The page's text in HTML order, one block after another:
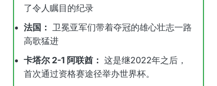
了令人瞩目的纪录
法国：
卫冕亚军们带着夺冠的雄心壮志一路
高歌猛进
卡塔尔 2-1 阿联酋： 这是继2022年之后，
首次通过资格赛途径举办世界杯。